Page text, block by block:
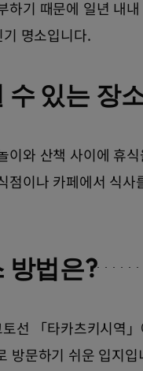
기 때문에 일년 내
명소입니다.
수 있는 장
와 산책 사이에 휴
이나 카페에서 식
방법은?
선 「타카츠키시역
방문하기 쉬운 입지